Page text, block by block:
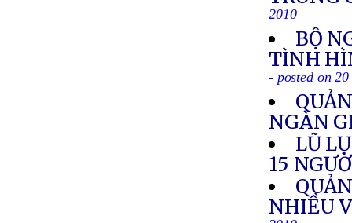
2010
BỘ
TÌNH
- posted on
NGÀN
LŨ
15
NHIỀU